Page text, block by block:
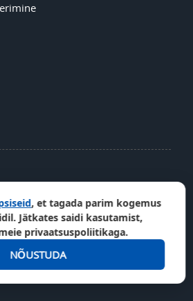
, et tagada parim kogemus
Jätkates saidi kasutamist,
privaatsuspoliitikaga.
NÕUSTUDA